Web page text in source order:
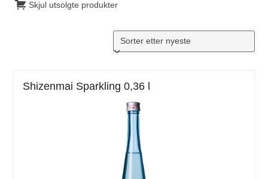
Skjul utsolgte produkter
Shizenmai Sparkling 0,36 l